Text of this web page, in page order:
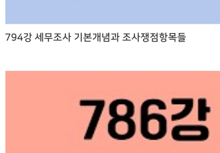
794강 세무조사 기본개념과 조사쟁점항목들